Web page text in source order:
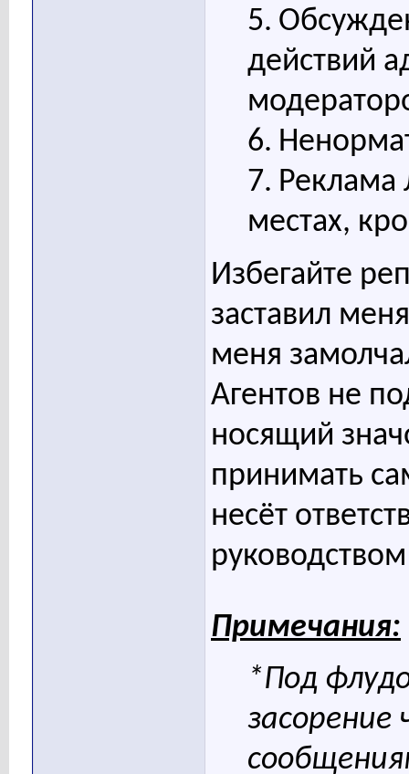
5.
действий
6.
7. Реклама
местах,
Избегайте
заставил
меня
Агентов не
носящий
принимать
несёт
Примечания:
*Под